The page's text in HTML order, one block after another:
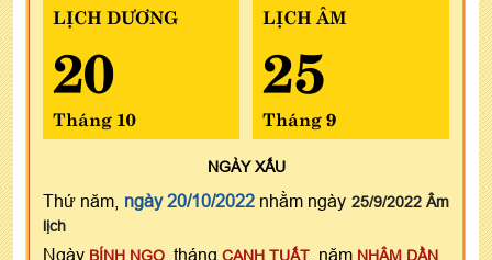
LỊCH DƯƠNG
20
Tháng 10
LỊCH ÂM
25
Tháng 9
NGÀYXẤU
Thứ năm, ngày 20/10/2022nhằm ngày 25/9/2022 Âm
lịch
Ngày BÍNH NGỌ , tháng CANH TUẤT , năm NHÂM DẦN